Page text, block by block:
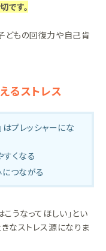
です。
どもの回復力や自己肯
るストレス
プレッシャーにな
くなる
つながる
うなってほしい」とい
なストレス源になりま